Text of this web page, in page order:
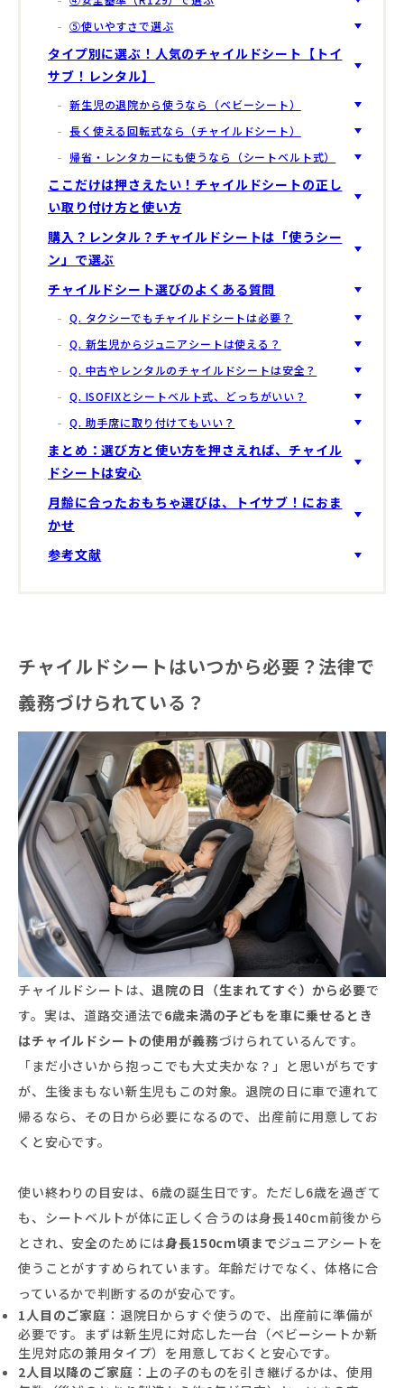
⑤使いやすさで選ぶ
タイプ別に選ぶ！人気のチャイルドシート【トイ
サブ！レンタル】
新生児の退院から使うなら（ベビーシート）
長く使える回転式なら（チャイルドシート）
帰省・レンタカーにも使うなら（シートベルト式）
ここだけは押さえたい！チャイルドシートの正し
い取り付け方と使い方
購入？レンタル？チャイルドシートは「使うシー
ン」で選ぶ
チャイルドシート選びのよくある質問
Q. タクシーでもチャイルドシートは必要？
Q. 新生児からジュニアシートは使える？
Q. 中古やレンタルのチャイルドシートは安全？
Q. ISOFIXとシートベルト式、どっちがいい？
Q. 助手席に取り付けてもいい？
まとめ：選び方と使い方を押さえれば、チャイル
ドシートは安心
月齢に合ったおもちゃ選びは、トイサブ！におま
かせ
参考文献
チャイルドシートはいつから必要？法律で
義務づけられている？
チャイルドシートは、退院の日（生まれてすぐ）から必要で
す。実は、道路交通法で6歳未満の子どもを車に乗せるとき
はチャイルドシートの使用が義務づけられているんです。
「まだ小さいから抱っこでも大丈夫かな？」と思いがちです
が、生後まもない新生児もこの対象。退院の日に車で連れて
帰るなら、その日から必要になるので、出産前に用意してお
くと安心です。
使い終わりの目安は、6歳の誕生日です。ただし6歳を過ぎて
も、シートベルトが体に正しく合うのは身長140cm前後から
とされ、安全のためには身長150cm頃までジュニアシートを
使うことがすすめられています。年齢だけでなく、体格に合
っているかで判断するのが安心です。
1人目のご家庭 ：退院日からすぐ使うので、出産前に準備が
必要です。まずは新生児に対応した一台（ベビーシートか新
生児対応の兼用タイプ）を用意しておくと安心です。
2人目以降のご家庭 ：上の子のものを引き継げるかは、使用